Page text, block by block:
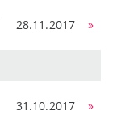
28.11.2017 »
31.10.2017 »